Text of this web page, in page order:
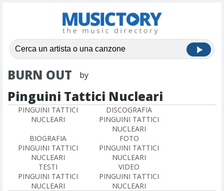
BURN OUT by
Pinguini Tattici Nucleari
PINGUINI TATTICI
NUCLEARI
DISCOGRAFIA
PINGUINI TATTICI
NUCLEARI
BIOGRAFIA
PINGUINI TATTICI
NUCLEARI
FOTO
PINGUINI TATTICI
NUCLEARI
TESTI
PINGUINI TATTICI
NUCLEARI
VIDEO
PINGUINI TATTICI
NUCLEARI